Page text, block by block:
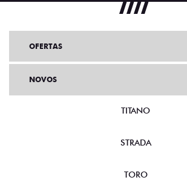
OFERTAS
NOVOS
TITANO
STRADA
TORO